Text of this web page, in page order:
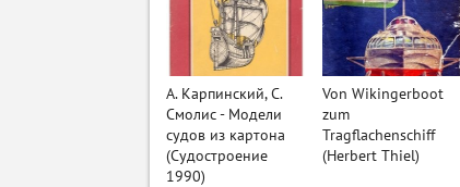
А. Карпинский, С.
Смолис - Модели
судов из картона
(Судостроение
1990)
Von Wikingerboot
zum
Tragflachenschiff
(Herbert Thiel)